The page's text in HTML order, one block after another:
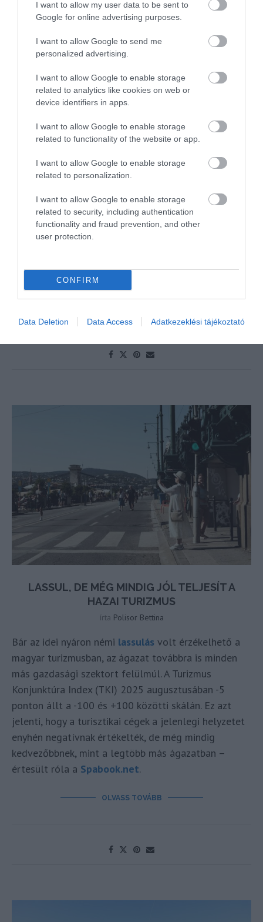
I want to allow my user data to be sent to
Google for online advertising purposes.
I want to allow Google to send me
personalized advertising.
I want to allow Google to enable storage
related to analytics like cookies on web or
device identifiers in apps.
I want to allow Google to enable storage
related to functionality of the website or app.
I want to allow Google to enable storage
related to personalization.
I want to allow Google to enable storage
related to security, including authentication
functionality and fraud prevention, and other
user protection.
CONFIRM
Data Deletion Data Access Adatkezeklési tájékoztató
ERŐSÖDŐ PESSZIMIZMUS A MAGYAR
TURIZMUSBAN, FIGYELNI KELL A
FIGYELMEZTETŐ JELEKRE
írta Kassay Tamás
A Turisztikai és Vendéglátó Munkaadók Országos
Szövetsége (VIMOSZ) a Magyar Turisztikai Szövetség
Alapítvánnyal és a GKI Gazdaságkutató Zrt.-vel
közösen minden hónapban méri a turizmusban a
konjunktúra várható alakulását és publikálja a
Turizmus Konjunktúra Indexet, amelynek legújabb
mérési eredményei egyre erősödő pesszimizmust
szolgáltatók részéről. – tudta meg aSpabook.net.
LASSUL, DE MÉG MINDIG JÓL TELJESÍT A
HAZAI TURIZMUS
írta Polisor Bettina
Bár az idei nyáron némi lassulás volt érzékelhető a
magyar turizmusban, az ágazat továbbra is minden
más gazdasági szektort felülmúl. A Turizmus
Konjunktúra Index (TKI) 2025 augusztusában -5
ponton állt a -100 és +100 közötti skálán. Ez azt
jelenti, hogy a turisztikai cégek a jelenlegi helyzetet
enyhén negatívnak értékelték, de még mindig
kedvezőbbnek, mint a legtöbb más ágazatban –
értesült róla a Spabook.net.
OLVASS TOVÁBB